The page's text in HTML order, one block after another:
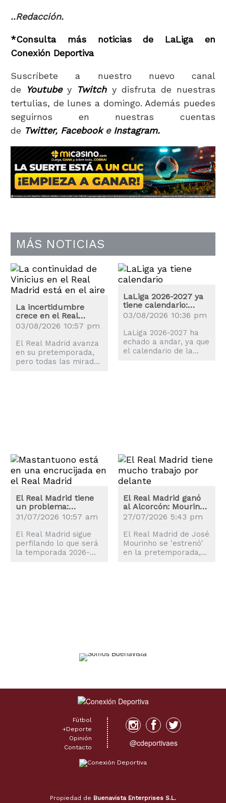
..Redacción.
*Consulta más noticias de LaLiga en
Conexión Deportiva
Suscríbete a nuestro nuevo canal
de
Youtubey Twitchy disfruta de nuestras
tertulias, de lunes a domingo. Además puedes
seguirnos en nuestras cuentas
de Twitter, Facebooke Instagram.
MÁS NOTICIAS
La incertidumbre
crece en el Real
Madrid: ¿Renovará
03/08/2026 10:57 pm
El Real Madrid avanza
en su pretemporada,
pero todas las miradas
LaLiga 2026-2027 ya
tiene calendario:
estas son las fechas
03/08/2026 10:36 pm
LaLiga 2026-2027 ha
echado a andar, ya que
el calendario de la
El Real Madrid tiene
un problema:
Mastantuono
Bernabéu
31/07/2026 10:57 am
El Real Madrid sigue
perfilando lo que será
la temporada 2026-
El Real Madrid ganó
al Alcorcón: Mourinho
tiene mucho trabajo
27/07/2026 5:43 pm
El Real Madrid de José
Mourinho se 'estrenó'
en la pretemporada,
Fútbol
+Deporte
Opinión
Contacto
@cdeportivaes
Propiedad de Buenavista Enterprises S.L.